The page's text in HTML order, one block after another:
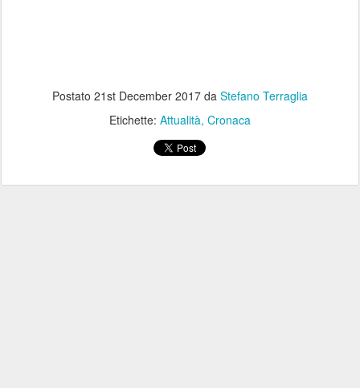
Postato 21st December 2017 da Stefano Terraglia
Etichette: Attualità Cronaca